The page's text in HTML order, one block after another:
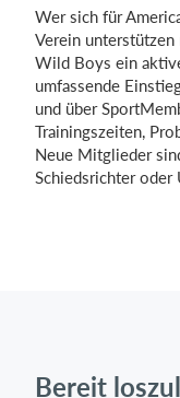
Wer sich für
Verein unterstützen
Wild Boys ein
umfassende
und über
Trainingszeiten,
Neue Mitglieder
Schiedsrichter oder
Bereit